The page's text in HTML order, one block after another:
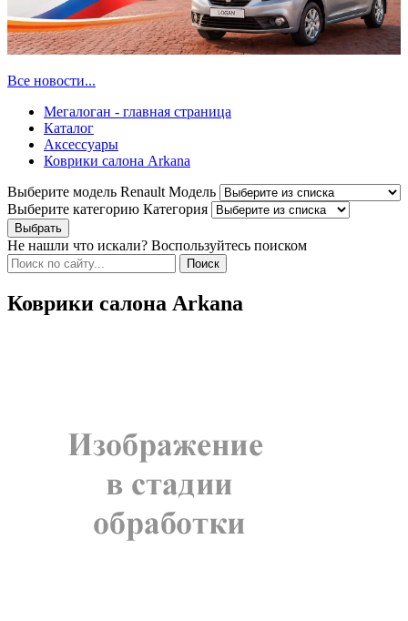
Все новости...
Мегалоган - главная страница
Каталог
Аксессуары
Коврики салона Arkana
Выберите модель Renault Модель
Выберите категорию Категория
Не нашли что искали? Воспользуйтесь поиском
Коврики салона Arkana